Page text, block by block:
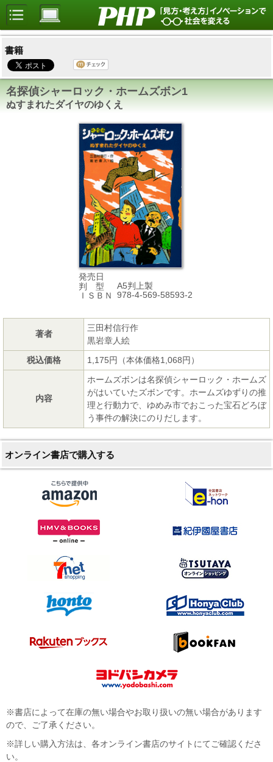
書籍
名探偵シャーロック・ホームズボン1
ぬすまれたダイヤのゆくえ
発売日
判 型
A5判上製
ＩＳＢＮ
978-4-569-58593-2
著者
三田村信行作
黒岩章人絵
税込価格
1,175円（本体価格1,068円）
内容
ホームズボンは名探偵シャーロック・ホームズ
がはいていたズボンです。ホームズゆずりの推
理と行動力で、ゆめみ市でおこった宝石どろぼ
う事件の解決にのりだします。
オンライン書店で購入する
※書店によって在庫の無い場合やお取り扱いの無い場合があります
ので、ご了承ください。
※詳しい購入方法は、各オンライン書店のサイトにてご確認くださ
い。